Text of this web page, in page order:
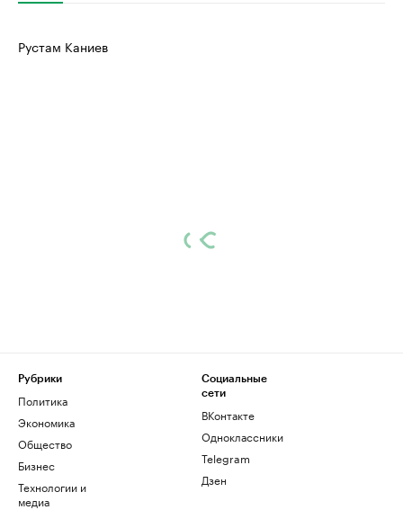
Рустам Каниев
Рубрики
Политика
Экономика
Общество
Бизнес
Технологии и
медиа
Социальные
сети
ВКонтакте
Одноклассники
Telegram
Дзен